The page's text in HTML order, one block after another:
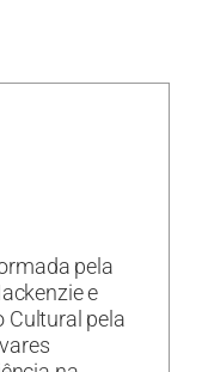
pela
e
Cultural pela